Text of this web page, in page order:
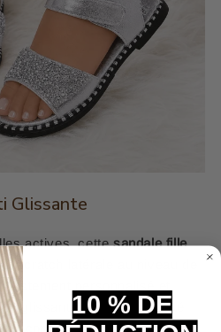
Glissante
actives, cettesandale fille
scratch latérale au niveau de
personnalisé et
glissante et la respirabilité
et confortable, idéale pour
10 % DE